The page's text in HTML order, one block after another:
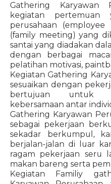
Gathering Karyawan
kegiatan
perusahaan
(family meeting) yang
santai yang diadakan
dengan berbagai
pelatihan motivasi,
Kegiatan Gathering
sesuaikan dengan
bertujuan untuk
kebersamaan antar
Gathering Karyawan
sebagai pekerjaan
sekadar berkumpul,
berjalan-jalan di luar
ragam pekerjaan seru
makan bareng serta
Kegiatan Familiy